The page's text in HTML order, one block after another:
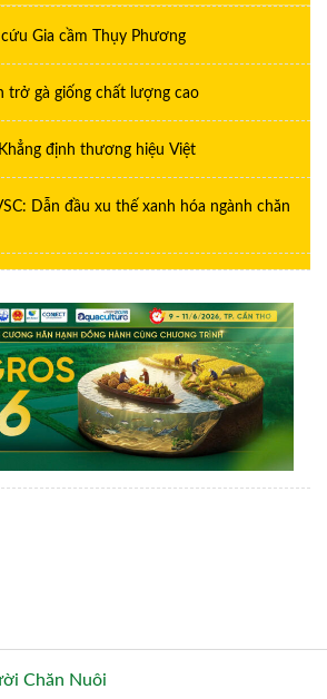
cứu Gia cầm Thụy Phương
trở gà giống chất lượng cao
định thương hiệu Việt
Dẫn đầu xu thế xanh hóa ngành chăn
Chăn Nuôi